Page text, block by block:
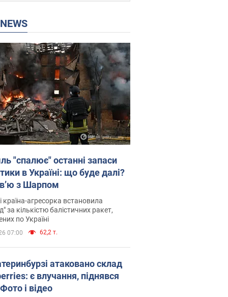
NEWS
"спалює" останні запаси
в Україні: що буде далі?
з Шарпом
країна-агресорка встановила
за кількістю балістичних ракет,
по Україні
07:00 62,2 т.
атаковано склад
є влучання, піднявся
і відео